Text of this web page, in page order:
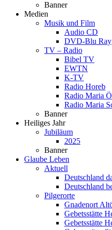
Banner
Medien
Musik und Film
Audio CD
DVD-Blu Ray
TV – Radio
Bibel TV
EWTN
K-TV
Radio Horeb
Radio Maria
Radio Maria
Banner
Heiliges Jahr
Jubiläum
2025
Banner
Glaube Leben
Aktuell
Deutschland
Deutschland
Pilgerorte
Gnadenort
Gebetsstätte
Gebetsstätte